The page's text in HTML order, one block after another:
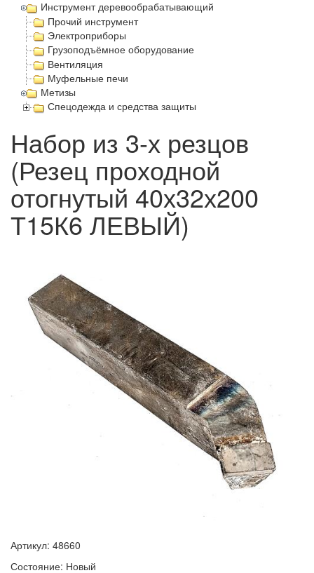
Инструмент деревообрабатывающий
Прочий инструмент
Электроприборы
Грузоподъёмное оборудование
Вентиляция
Муфельные печи
Метизы
Спецодежда и средства защиты
Набор из 3-х резцов
(Резец проходной
отогнутый 40х32х200
Т15К6 ЛЕВЫЙ)
Артикул: 48660
Состояние: Новый